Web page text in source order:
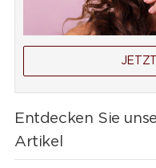
Entdecken Sie
Artikel